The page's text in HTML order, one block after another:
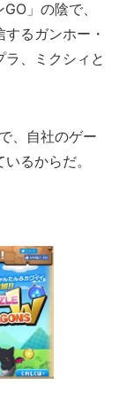
」の陰で、
るガンホー・
、ミクシィと
、自社のゲー
るからだ。